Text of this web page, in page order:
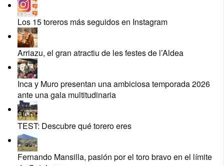
Los 15 toreros más seguidos en Instagram
Arriazu, el gran atractiu de les festes de l’Aldea
Inca y Muro presentan una ambiciosa temporada 2026
ante una gala multitudinaria
TEST: Descubre qué torero eres
Fernando Mansilla, pasión por el toro bravo en el límite